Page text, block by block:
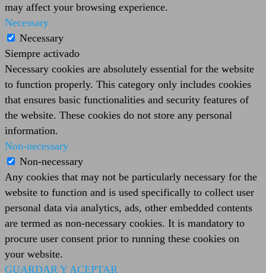
may affect your browsing experience.
Necessary
Necessary
Siempre activado
Necessary cookies are absolutely essential for the website
to function properly. This category only includes cookies
that ensures basic functionalities and security features of
the website. These cookies do not store any personal
information.
Non-necessary
Non-necessary
Any cookies that may not be particularly necessary for the
website to function and is used specifically to collect user
personal data via analytics, ads, other embedded contents
are termed as non-necessary cookies. It is mandatory to
procure user consent prior to running these cookies on
your website.
GUARDAR Y ACEPTAR